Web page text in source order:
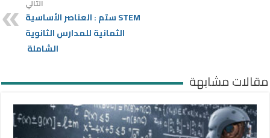
التالي
STEM ستم : العناصر الأساسية
الثمانية للمدارس الثانوية
الشاملة
مقالات مشابهة